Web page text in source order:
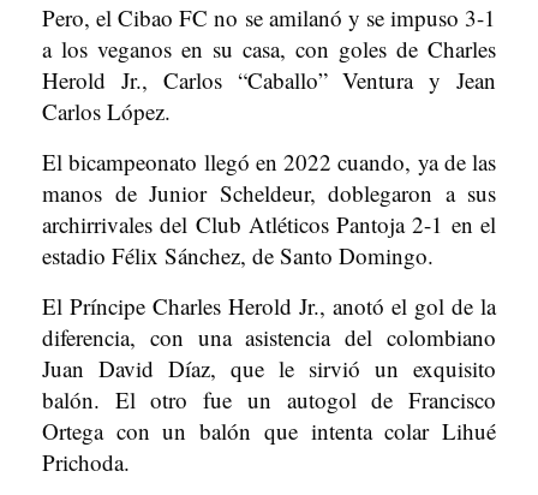
Pero, el Cibao FC no se amilanó y se impuso 3-1
a los veganos en su casa, con goles de Charles
Herold Jr., Carlos “Caballo” Ventura y Jean
Carlos López.
El bicampeonato llegó en 2022 cuando, ya de las
manos de Junior Scheldeur, doblegaron a sus
archirrivales del Club Atléticos Pantoja 2-1 en el
estadio Félix Sánchez, de Santo Domingo.
El Príncipe Charles Herold Jr., anotó el gol de la
diferencia, con una asistencia del colombiano
Juan David Díaz, que le sirvió un exquisito
balón. El otro fue un autogol de Francisco
Ortega con un balón que intenta colar Lihué
Prichoda.